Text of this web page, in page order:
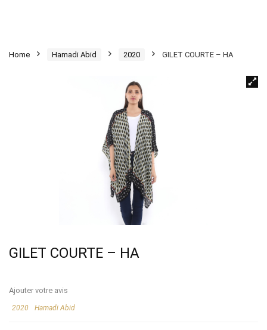
Home Hamadi Abid 2020 GILET COURTE – HA
GILET COURTE – HA
Ajouter votre avis
2020 Hamadi Abid